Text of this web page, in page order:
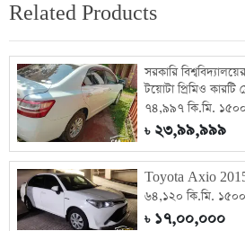
Related Products
সরকারি
টয়োটা প্রিমিও কারটি
৭৪,৯৯৭ কি.মি.
৳২৩,৯৯,৯৯৯
Toyota Axio
৬৪,১২০ কি.মি. ১৫০০
৳১৭,০০,০০০